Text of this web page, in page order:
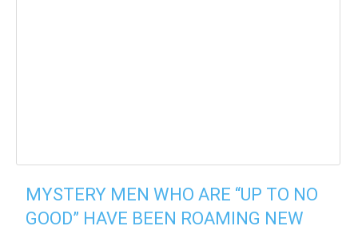
MYSTERY MEN WHO ARE “UP TO NO
GOOD” HAVE BEEN ROAMING NEW